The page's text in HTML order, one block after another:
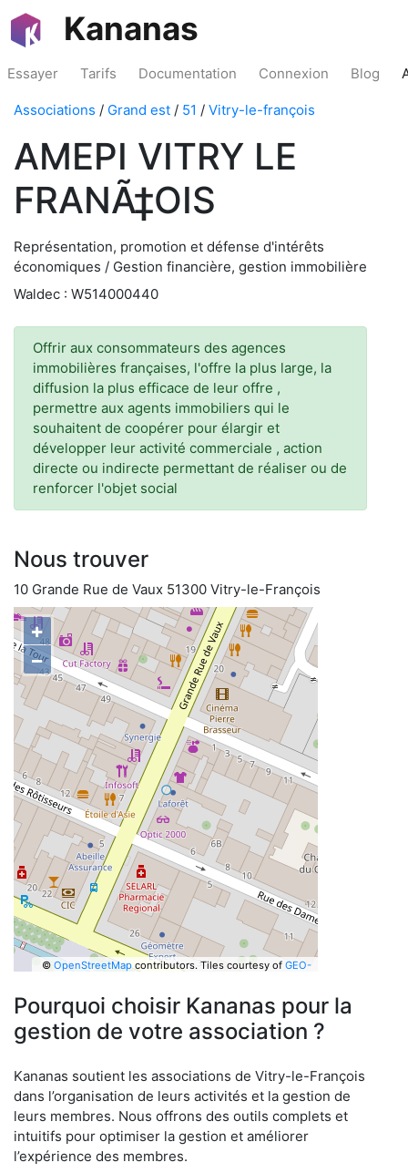
Kananas
Essayer Tarifs Documentation Connexion Blog
Associations / Grand est / 51 / Vitry-le-françois
AMEPI VITRY LE
FRANÃ‡OIS
Représentation, promotion et défense d'intérêts
économiques / Gestion financière, gestion immobilière
Waldec : W514000440
Offrir aux consommateurs des agences
immobilières françaises, l'offre la plus large, la
diffusion la plus efficace de leur offre ,
permettre aux agents immobiliers qui le
souhaitent de coopérer pour élargir et
développer leur activité commerciale , action
directe ou indirecte permettant de réaliser ou de
renforcer l'objet social
Nous trouver
10 Grande Rue de Vaux 51300 Vitry-le-François
+
−
© OpenStreetMapcontributors. Tiles courtesy of GEO-
Pourquoi choisir Kananas pour la
gestion de votre association ?
Kananas soutient les associations de Vitry-le-François
dans l’organisation de leurs activités et la gestion de
leurs membres. Nous offrons des outils complets et
intuitifs pour optimiser la gestion et améliorer
l’expérience des membres.